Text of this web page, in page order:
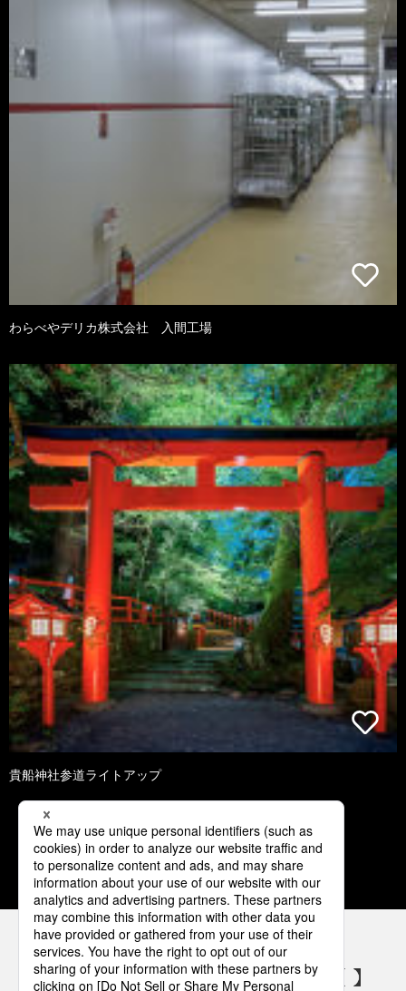
わらべやデリカ株式会社 入間工場
貴船神社参道ライトアップ
1 2 3 4 5
パナソニックの電気設備 SNSアカウント